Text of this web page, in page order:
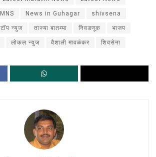
MNS News in Guhagar shivsena
टॉप न्युज ताज्या बातम्या निवडणूक भाजप
लोकल न्युज वैशाली मावळंकर शिवसेना